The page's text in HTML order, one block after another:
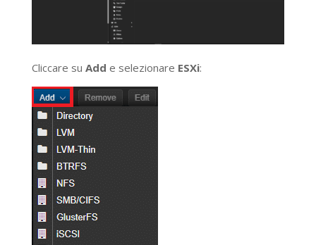
Cliccare su Add e selezionare ESXi: